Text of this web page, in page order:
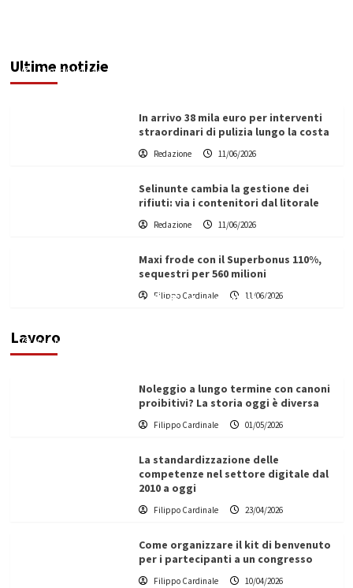
Ultime notizie
Filippo Cardinale
In arrivo 38 mila euro per interventi
straordinari di pulizia lungo la costa
Redazione 11/06/2026
Selinunte cambia la gestione dei
rifiuti: via i contenitori dal litorale
Redazione 11/06/2026
Maxi frode con il Superbonus 110%,
sequestri per 560 milioni
Filippo Cardinale 11/06/2026
Lavoro
Vino in Italia: il giro d’affari contribuisce
Filippo Cardinale
Noleggio a lungo termine con canoni
proibitivi? La storia oggi è diversa
Filippo Cardinale 01/05/2026
La standardizzazione delle
competenze nel settore digitale dal
2010 a oggi
Filippo Cardinale 23/04/2026
Come organizzare il kit di benvenuto
per i partecipanti a un congresso
Filippo Cardinale 10/04/2026